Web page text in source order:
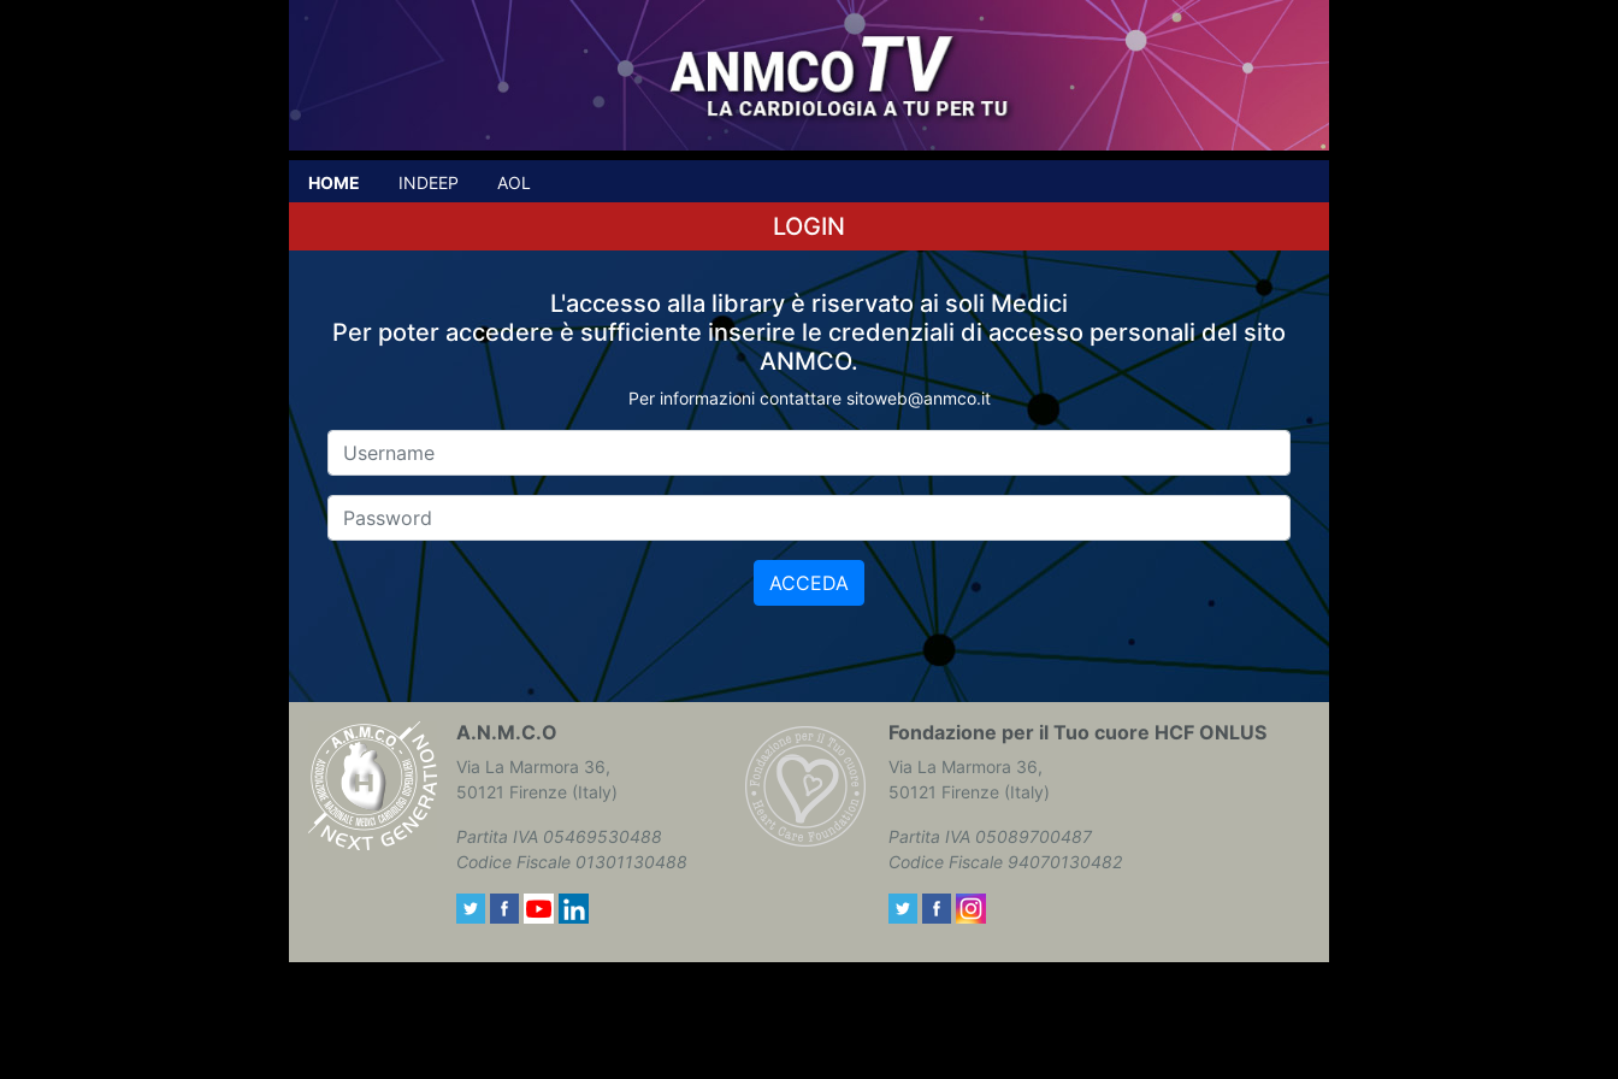
HOME INDEEP AOL
LOGIN
L'accesso alla library è riservato ai soli Medici
Per poter accedere è sufficiente inserire le credenziali di accesso personali del sito
ANMCO.
Per informazioni contattare sitoweb@anmco.it
ACCEDA
A.N.M.C.O
Via La Marmora 36,
50121 Firenze (Italy)
Partita IVA 05469530488
Codice Fiscale 01301130488
Fondazione per il Tuo cuore HCF ONLUS
Via La Marmora 36,
50121 Firenze (Italy)
Partita IVA 05089700487
Codice Fiscale 94070130482